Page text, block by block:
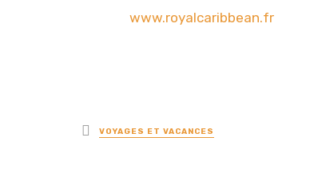
www.royalcaribbean.fr
Posted
in
VOYAGES ET VACANCES